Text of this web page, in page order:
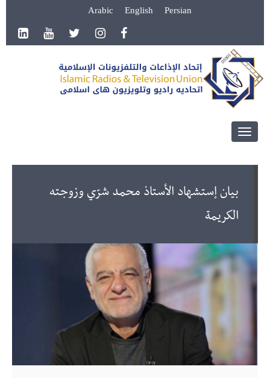
Arabic English Persian
Toggle
بيان إستشهاد الأستاذ محمد شرّي وزوجته
الكريمة